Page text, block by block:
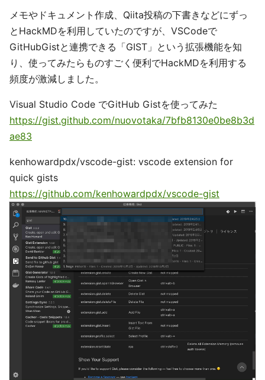
メモやドキュメント作成、Qiita投稿の下書きなどにずっ
とHackMDを利用していたのですが、VSCodeで
GitHubGistと連携できる「GIST」という拡張機能を知
り、使ってみたらものすごく便利でHackMDを利用する
頻度が激減しました。
Visual Studio Code でGitHub Gistを使ってみた
https://gist.github.com/nuovotaka/7bfb8130e0be8b3d
ae83
kenhowardpdx/vscode-gist: vscode extension for
quick gists
https://github.com/kenhowardpdx/vscode-gist